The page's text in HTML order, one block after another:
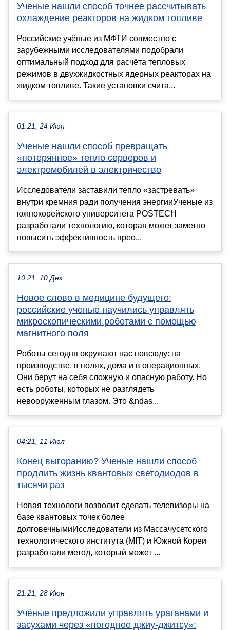
Ученые нашли способ точнее рассчитывать
охлаждение реакторов на жидком топливе
Российские учёные из МФТИ совместно с
зарубежными исследователями подобрали
оптимальный подход для расчёта тепловых
режимов в двухжидкостных ядерных реакторах на
жидком топливе. Такие установки счита...
01:21, 24 Июн
Ученые нашли способ превращать
«потерянное» тепло серверов и
электромобилей в электричество
Исследователи заставили тепло «застревать»
внутри кремния ради получения энергииУченые из
южнокорейского университета POSTECH
разработали технологию, которая может заметно
повысить эффективность прео...
10:21, 10 Дек
Новое слово в медицине будущего:
российские ученые научились управлять
микроскопическими роботами с помощью
магнитного поля
Роботы сегодня окружают нас повсюду: на
производстве, в полях, дома и в операционных.
Они берут на себя сложную и опасную работу. Но
есть роботы, которых не разглядеть
невооруженным глазом. Это &ndas...
04:21, 11 Июл
Конец выгоранию? Ученые нашли способ
продлить жизнь квантовых светодиодов в
тысячи раз
Новая технологи позволит сделать телевизоры на
базе квантовых точек более
долговечнымиИсследователи из Массачусетского
технологического института (MIT) и Южной Кореи
разработали метод, который может ...
21:21, 28 Июн
Учёные предложили управлять ураганами и
засухами через «погодное джиу-джитсу»: